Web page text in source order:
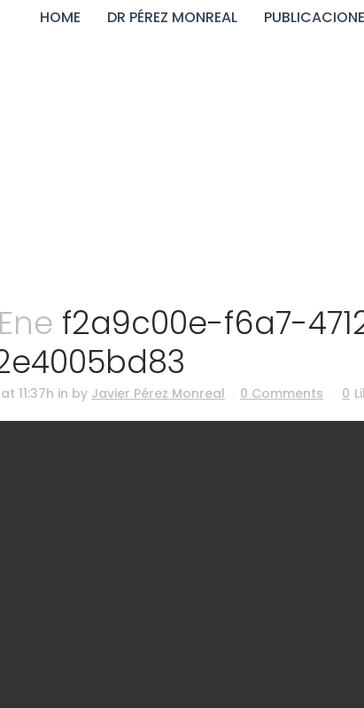
HOME DR PÉREZ MONREAL
f2a9c00e-f6a7-
11:37h in by Javier Pérez Monreal 0 Comments 0